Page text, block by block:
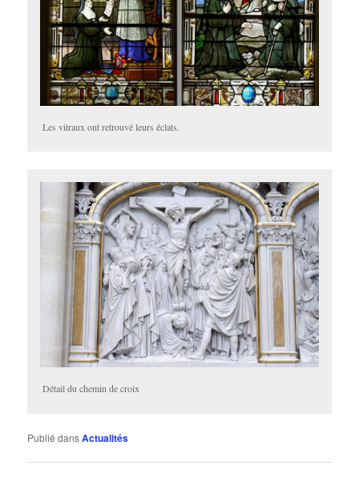
Les vitraux ont retrouvé leurs éclats.
Détail du chemin de croix
Publié dansActualités